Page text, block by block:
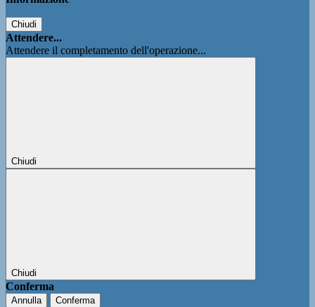
Chiudi
Attendere...
Attendere il completamento dell'operazione...
Chiudi
Chiudi
Conferma
Annulla Conferma